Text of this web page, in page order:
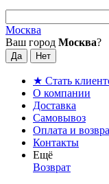
Москва
Ваш город Москва?
★ Стать
О компании
Доставка
Самовывоз
Оплата и
Контакты
Ещё
Возврат